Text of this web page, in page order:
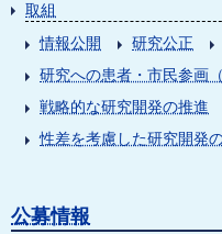
取組
情報公開
研究公正
研究への患者・市民参画（
戦略的な研究開発の推進
性差を考慮した研究開発
公募情報